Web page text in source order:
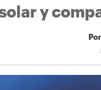
y